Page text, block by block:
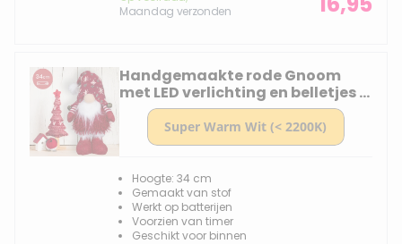
Maandag verzonden
Handgemaakte rode Gnoom
met LED verlichting en belletjes -
34(56)cm
Hoogte: 34 cm
Gemaakt van stof
Werkt op batterijen
Voorzien van timer
Geschikt voor binnen